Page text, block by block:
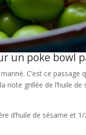
un poke bowl
C’est ce
grillée de l’huile de
de sésame et 1/